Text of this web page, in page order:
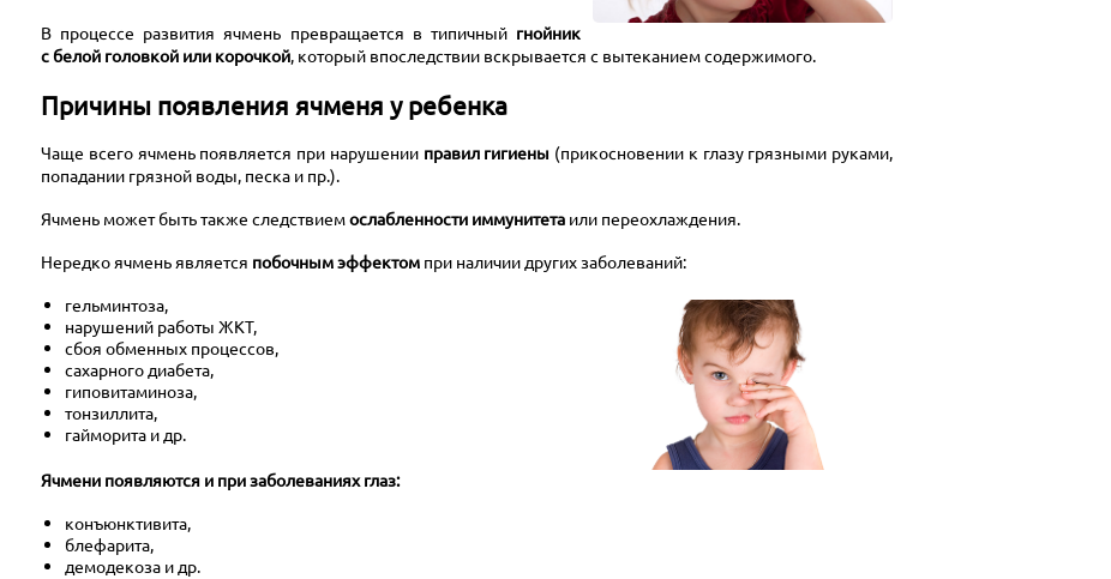
В процессе развития ячмень превращается в типичный гнойник
с белой головкой или корочкой, который впоследствии вскрывается с вытеканием содержимого.
Причины появления ячменя у ребенка
Чаще всего ячмень появляется при нарушении правил гигиены (прикосновении к глазу грязными руками,
попадании грязной воды, песка и пр.).
Ячмень может быть также следствиемослабленности иммунитета или переохлаждения.
Нередко ячмень является побочным эффектом при наличии других заболеваний:
гельминтоза,
нарушений работы ЖКТ,
сбоя обменных процессов,
сахарного диабета,
гиповитаминоза,
тонзиллита,
гайморита и др.
Ячмени появляются и при заболеваниях глаз:
конъюнктивита,
блефарита,
демодекоза и др.